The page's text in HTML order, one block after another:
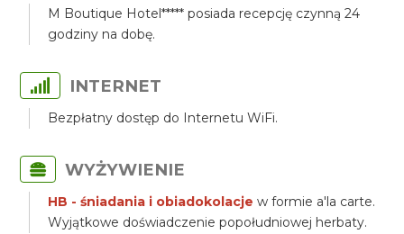
M Boutique Hotel***** posiada recepcję czynną 24
godziny na dobę.
INTERNET
Bezpłatny dostęp do Internetu WiFi.
WYŻYWIENIE
HB - śniadania i obiadokolacjew formie a'la carte.
Wyjątkowe doświadczenie popołudniowej herbaty.